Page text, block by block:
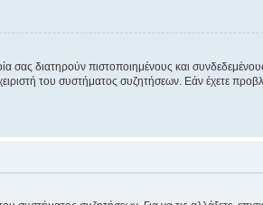
σας διατηρούν πιστοποιημένους και
του συστήματος συζητήσεων. Εάν έχετε